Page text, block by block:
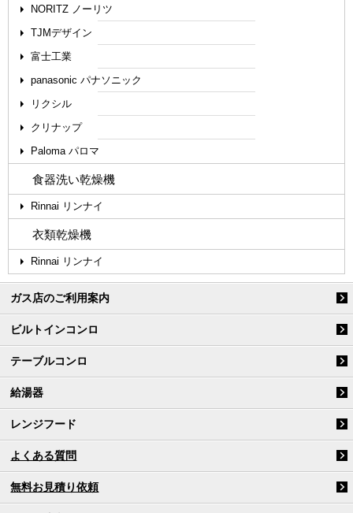
NORITZ ノーリツ
TJMデザイン
富士工業
panasonic パナソニック
リクシル
クリナップ
Paloma パロマ
食器洗い乾燥機
Rinnai リンナイ
衣類乾燥機
Rinnai リンナイ
ガス店のご利用案内
ビルトインコンロ
テーブルコンロ
給湯器
レンジフード
よくある質問
無料お見積り依頼